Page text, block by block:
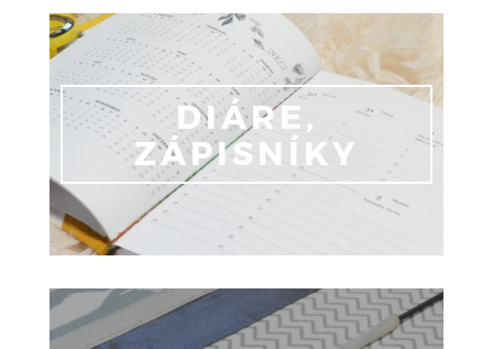
DIÁRE,
ZÁPISNÍKY